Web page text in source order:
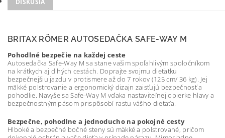
DISKUSIA
BRITAX RÖMER AUTOSEDAČKA SAFE-WAY M
Pohodlné bezpečie na každej ceste
Autosedačka Safe-Way M sa stane vašim spoľahlivým spoločníkom
na krátkych aj dlhých cestách. Doprajte svojmu dieťatku
bezpečnejšiu jazdu v protismere až do 7 rokov (125 cm/ 36 kg). Jej
mäkké polstrovanie a ergonomický dizajn zaisťujú bezpečnosť a
pohodlie. Navyše sa Safe-Way M vďaka nastaviteľnej opierke hlavy a
bezpečnostným pásom prispôsobí rastu vášho dieťaťa.
Bezpečne, pohodlne a jednoducho na pokojné cesty
Hlboké a bezpečné bočné steny sú mäkké a polstrované, pričom